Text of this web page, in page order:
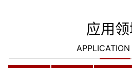
应用
APPLICATION